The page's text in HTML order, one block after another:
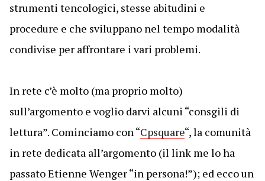
strumenti tencologici, stesse abitudini e
procedure e che sviluppano nel tempo modalità
condivise per affrontare i vari problemi.
In rete c’è molto (ma proprio molto)
sull’argomento e voglio darvi alcuni “consgili di
lettura”. Cominciamo con “Cpsquare“, la comunità
in rete dedicata all’argomento (il link me lo ha
passato Etienne Wenger “in persona!”); ed ecco un